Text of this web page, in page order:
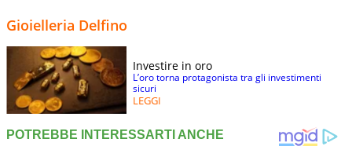
Gioielleria Delfino
Investire in oro
L’oro torna protagonista tra gli investimenti
sicuri
LEGGI